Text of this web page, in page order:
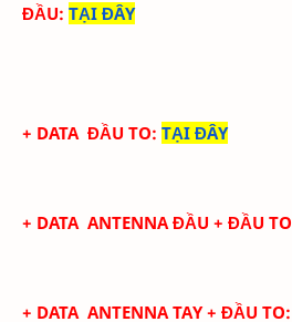
ĐẦU: TẠI ĐÂY
+ DATA ĐẦU TO: TẠI ĐÂY
+ DATA ANTENNA ĐẦU + ĐẦU TO
+ DATA ANTENNA TAY+ ĐẦU TO: